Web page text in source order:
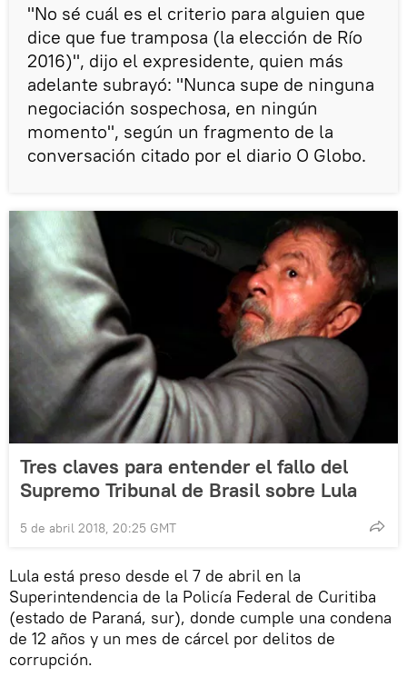
"No sé cuál es el criterio para alguien que
dice que fue tramposa (la elección de Río
2016)", dijo el expresidente, quien más
adelante subrayó: "Nunca supe de ninguna
negociación sospechosa, en ningún
momento", según un fragmento de la
conversación citado por el diario O Globo.
Tres claves para entender el fallo del
Supremo Tribunal de Brasil sobre Lula
5 de abril 2018, 20:25 GMT
Lula está preso desde el 7 de abril en la
Superintendencia de la Policía Federal de Curitiba
(estado de Paraná, sur), donde cumple una condena
de 12 años y un mes de cárcel por delitos de
corrupción.